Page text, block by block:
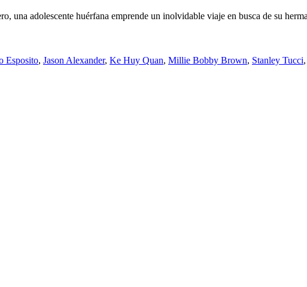
una adolescente huérfana emprende un inolvidable viaje en busca de su
Esposito, Jason Alexander, Ke Huy Quan, Millie Bobby Brown, Stanley Tucci,